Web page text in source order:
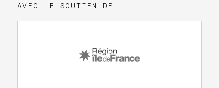
AVEC LE SOUTIEN DE